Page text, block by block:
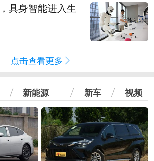
具身智能进入生
点击查看更多
新能源 新车 视频